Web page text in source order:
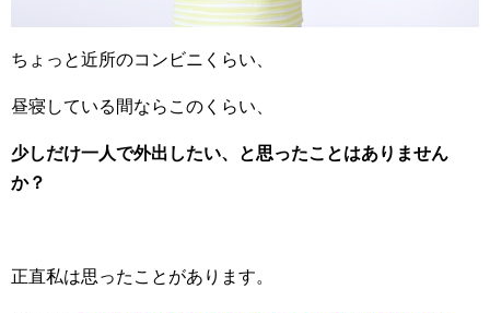
ちょっと近所のコンビニくらい、
昼寝している間ならこのくらい、
少しだけ一人で外出したい、と思ったことはありません
か？
正直私は思ったことがあります。